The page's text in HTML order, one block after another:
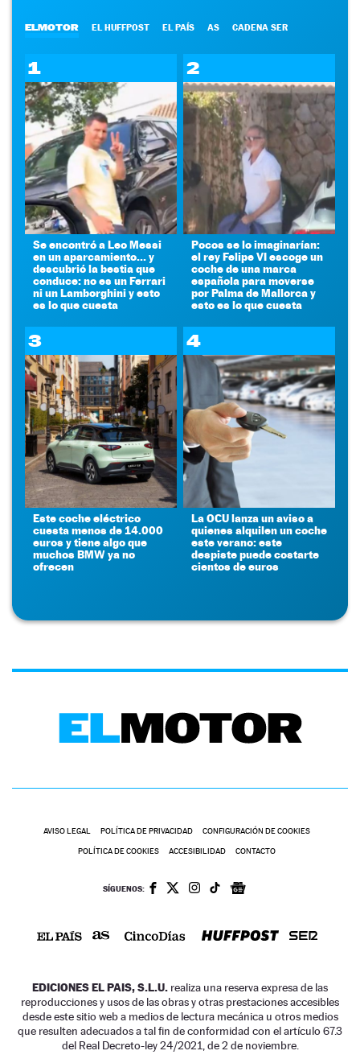
ELMOTOR EL HUFFPOST EL PAÍS AS CADENA SER
1
Se encontró a Leo Messi
en un aparcamiento... y
descubrió la bestia que
conduce: no es un Ferrari
ni un Lamborghini y esto
es lo que cuesta
2
Pocos se lo imaginarían:
el rey Felipe VI escoge un
coche de una marca
española para moverse
por Palma de Mallorca y
esto es lo que cuesta
3
Este coche eléctrico
cuesta menos de 14.000
euros y tiene algo que
muchos BMW ya no
ofrecen
4
La OCU lanza un aviso a
quienes alquilen un coche
este verano: este
despiste puede costarte
cientos de euros
AVISO LEGAL POLÍTICA DE PRIVACIDAD CONFIGURACIÓN DE COOKIES
POLÍTICA DE COOKIES ACCESIBILIDAD CONTACTO
SÍGUENOS:
EDICIONES EL PAIS, S.L.U. realiza una reserva expresa de las
reproducciones y usos de las obras y otras prestaciones accesibles
desde este sitio web a medios de lectura mecánica u otros medios
que resulten adecuados a tal fin de conformidad con el artículo 67.3
del Real Decreto-ley 24/2021, de 2 de noviembre.